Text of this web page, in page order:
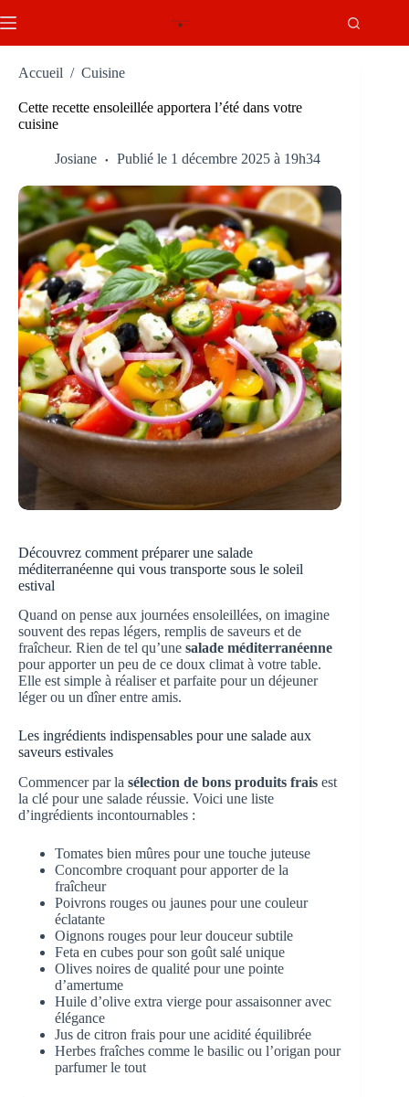
au
Accueil / Cuisine
Cette recette ensoleillée apportera l’été dans votre
cuisine
Josiane Publié le 1 décembre 2025 à 19h34
Découvrez comment préparer une salade
méditerranéenne qui vous transporte sous le soleil
estival
Quand on pense aux journées ensoleillées, on imagine
souvent des repas légers, remplis de saveurs et de
fraîcheur. Rien de tel qu’une salade méditerranéenne
pour apporter un peu de ce doux climat à votre table.
Elle est simple à réaliser et parfaite pour un déjeuner
léger ou un dîner entre amis.
Les ingrédients indispensables pour une salade aux
saveurs estivales
Commencer par la sélection de bons produits frais est
la clé pour une salade réussie. Voici une liste
d’ingrédients incontournables :
Tomates bien mûres pour une touche juteuse
Concombre croquant pour apporter de la
fraîcheur
Poivrons rouges ou jaunes pour une couleur
éclatante
Oignons rouges pour leur douceur subtile
Feta en cubes pour son goût salé unique
Olives noires de qualité pour une pointe
d’amertume
Huile d’olive extra vierge pour assaisonner avec
élégance
Jus de citron frais pour une acidité équilibrée
Herbes fraîches comme le basilic ou l’origan pour
parfumer le tout